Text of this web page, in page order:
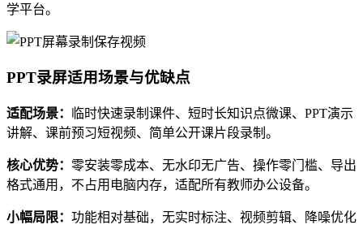
学平台。
PPT录屏适用场景与优缺点
适配场景：
临时快速录制课件、短时长知识点微课、PPT演示
讲解、课前预习短视频、简单公开课片段录制。
核心优势： 零安装零成本、无水印无广告、操作零门槛、导出
格式通用，不占用电脑内存，适配所有教师办公设备。
小幅局限： 功能相对基础，无实时标注、视频剪辑、降噪优化